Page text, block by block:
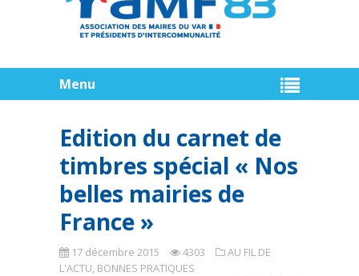
Menu
Edition du carnet de
timbres spécial « Nos
belles mairies de
France »
17 décembre 2015 4303
AU FIL DE
L'ACTU, BONNES PRATIQUES